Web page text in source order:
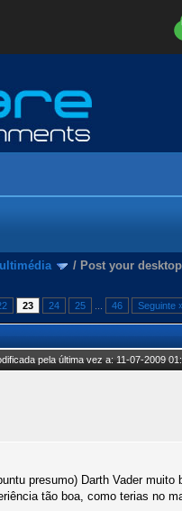
/ Post your
23 24 25 46 Seguinte
pela última vez a: 11-07-2009
presumo) Darth Vader
tão boa, como terias no